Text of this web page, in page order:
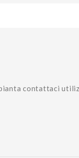
contattaci